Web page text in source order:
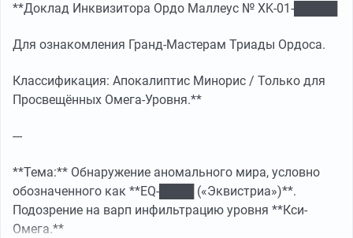
**Доклад Инквизитора Ордо Маллеус № XK-01-█████
Для ознакомления Гранд-Мастерам Триады Ордоса.
Классификация: Апокалиптис Минорис / Только для
Просвещённых Омега-Уровня.**
---
**Тема:** Обнаружение аномального мира, условно
обозначенного как **EQ-████ («Эквистриа»)**.
Подозрение на варп инфильтрацию уровня **Кси-
Омега.**